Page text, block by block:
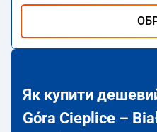
Як купити
Góra Cieplice –